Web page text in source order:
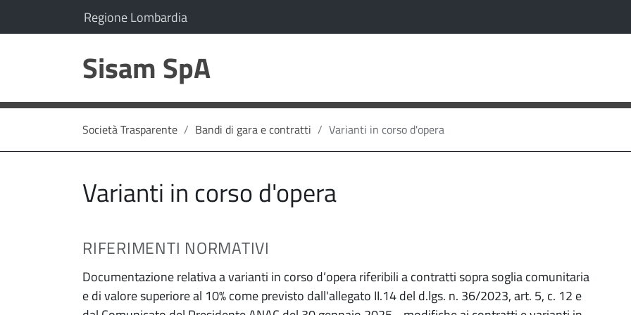
vai al contenuto
vai al menu principaleIl comune di Sisam SpA appartiene a:
Regione Lombardia(Apre il link in una nuova scheda)
Sisam SpA
Società Trasparente Bandi di gara e contratti Varianti in corso d'opera
Varianti in corso d'opera
RIFERIMENTI NORMATIVI
Documentazione relativa a varianti in corso d’opera riferibili a contratti sopra soglia comunitaria
e di valore superiore al 10% come previsto dall'allegato II.14 del d.lgs. n. 36/2023, art. 5, c. 12 e